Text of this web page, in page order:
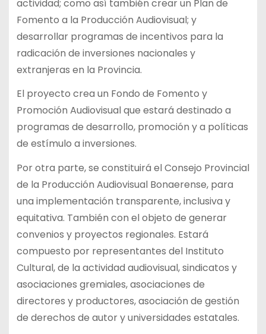
actividad; como así también crear un Plan de
Fomento a la Producción Audiovisual; y
desarrollar programas de incentivos para la
radicación de inversiones nacionales y
extranjeras en la Provincia.
El proyecto crea un Fondo de Fomento y
Promoción Audiovisual que estará destinado a
programas de desarrollo, promoción y a políticas
de estímulo a inversiones.
Por otra parte, se constituirá el Consejo Provincial
de la Producción Audiovisual Bonaerense, para
una implementación transparente, inclusiva y
equitativa. También con el objeto de generar
convenios y proyectos regionales. Estará
compuesto por representantes del Instituto
Cultural, de la actividad audiovisual, sindicatos y
asociaciones gremiales, asociaciones de
directores y productores, asociación de gestión
de derechos de autor y universidades estatales.